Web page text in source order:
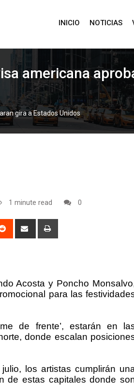
INICIO NOTICIAS
americana
gira a Estados Unidos
1 minute read 0
Reddit
Share
Acosta y Poncho
para las
de frente’, estarán en
donde escalan
los artistas cumplirán
de estas capitales donde